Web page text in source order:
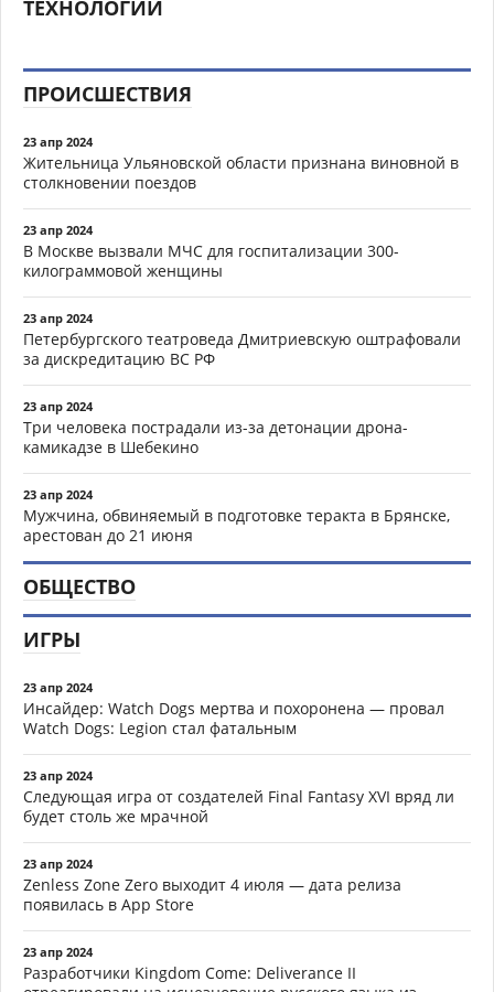
ТЕХНОЛОГИИ
ПРОИСШЕСТВИЯ
23 апр 2024
Жительница Ульяновской области признана виновной в
столкновении поездов
23 апр 2024
В Москве вызвали МЧС для госпитализации 300-
килограммовой женщины
23 апр 2024
Петербургского театроведа Дмитриевскую оштрафовали
за дискредитацию ВС РФ
23 апр 2024
Три человека пострадали из-за детонации дрона-
камикадзе в Шебекино
23 апр 2024
Мужчина, обвиняемый в подготовке теракта в Брянске,
арестован до 21 июня
ОБЩЕСТВО
ИГРЫ
23 апр 2024
Инсайдер: Watch Dogs мертва и похоронена — провал
Watch Dogs: Legion стал фатальным
23 апр 2024
Следующая игра от создателей Final Fantasy XVI вряд ли
будет столь же мрачной
23 апр 2024
Zenless Zone Zero выходит 4 июля — дата релиза
появилась в App Store
23 апр 2024
Разработчики Kingdom Come: Deliverance II